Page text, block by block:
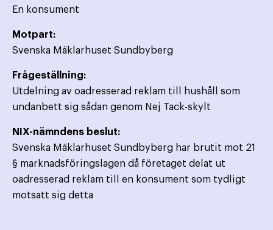
En konsument
Motpart:
Svenska Mäklarhuset Sundbyberg
Frågeställning:
Utdelning av oadresserad reklam till hushåll som
undanbett sig sådan genom Nej Tack-skylt
NIX-nämndens beslut:
Svenska Mäklarhuset Sundbyberg har brutit mot 21
§ marknadsföringslagen då företaget delat ut
oadresserad reklam till en konsument som tydligt
motsatt sig detta